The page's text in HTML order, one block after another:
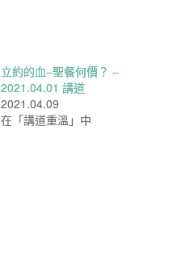
立約的血–聖餐何價？ –
2021.04.01 講道
2021.04.09
在「講道重溫」中